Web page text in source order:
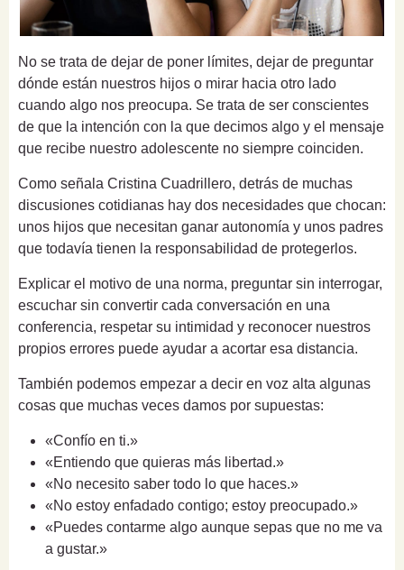
No se trata de dejar de poner límites, dejar de preguntar
dónde están nuestros hijos o mirar hacia otro lado
cuando algo nos preocupa. Se trata de ser conscientes
de que la intención con la que decimos algo y el mensaje
que recibe nuestro adolescente no siempre coinciden.
Como señala Cristina Cuadrillero, detrás de muchas
discusiones cotidianas hay dos necesidades que chocan:
unos hijos que necesitan ganar autonomía y unos padres
que todavía tienen la responsabilidad de protegerlos.
Explicar el motivo de una norma, preguntar sin interrogar,
escuchar sin convertir cada conversación en una
conferencia, respetar su intimidad y reconocer nuestros
propios errores puede ayudar a acortar esa distancia.
También podemos empezar a decir en voz alta algunas
cosas que muchas veces damos por supuestas:
«Confío en ti.»
«Entiendo que quieras más libertad.»
«No necesito saber todo lo que haces.»
«No estoy enfadado contigo; estoy preocupado.»
«Puedes contarme algo aunque sepas que no me va
a gustar.»